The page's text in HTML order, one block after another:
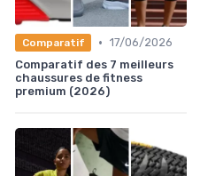
Comparatif • 17/06/2026
Comparatif des 7 meilleurs
chaussures de fitness
premium (2026)